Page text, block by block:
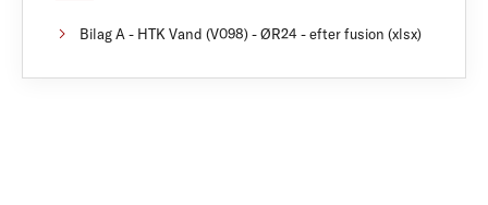
Bilag A - HTK Vand (V098) - ØR24 - efter fusion (xlsx)